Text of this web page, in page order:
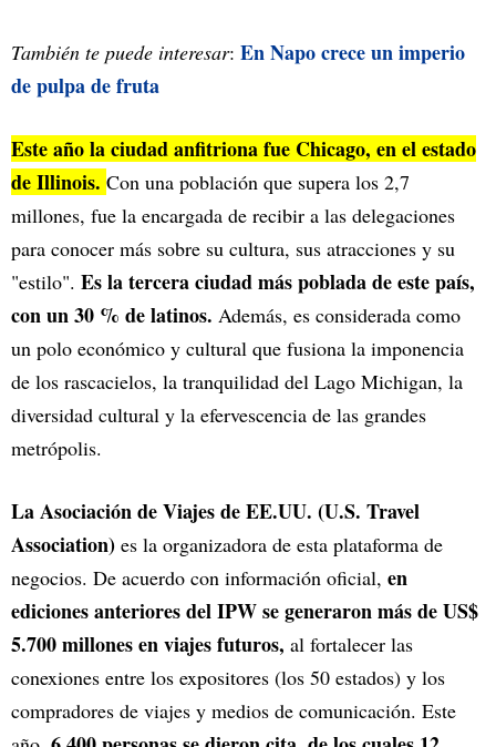
También te puede interesar: En Napo crece un imperio
de pulpa de fruta
Este año la ciudad anfitriona fue Chicago, en el estado
de Illinois. Con una población que supera los 2,7
millones, fue la encargada de recibir a las delegaciones
para conocer más sobre su cultura, sus atracciones y su
"estilo". Es la tercera ciudad más poblada de este país,
con un 30 % de latinos. Además, es considerada como
un polo económico y cultural que fusiona la imponencia
de los rascacielos, la tranquilidad del Lago Michigan, la
diversidad cultural y la efervescencia de las grandes
metrópolis.
La Asociación de Viajes de EE.UU. (U.S. Travel
Association) es la organizadora de esta plataforma de
negocios. De acuerdo con información oficial, en
ediciones anteriores del IPW se generaron más de US$
5.700 millones en viajes futuros, al fortalecer las
conexiones entre los expositores (los 50 estados) y los
compradores de viajes y medios de comunicación. Este